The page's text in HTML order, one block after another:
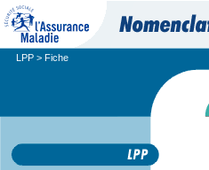
LPP > Fiche